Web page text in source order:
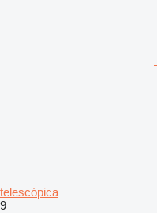
telescópica
9